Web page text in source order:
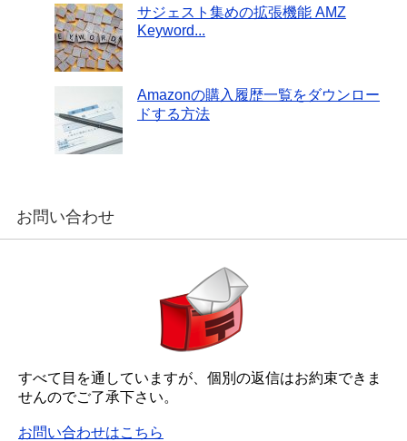
サジェスト集めの拡張機能 AMZ
Keyword...
Amazonの購入履歴一覧をダウンロー
ドする方法
お問い合わせ
すべて目を通していますが、個別の返信はお約束できま
せんのでご了承下さい。
お問い合わせはこちら